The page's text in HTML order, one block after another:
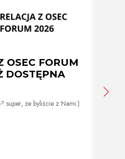
OSEC FORUM
DOSTĘPNA
super, że byliście z Nami:)
2026-